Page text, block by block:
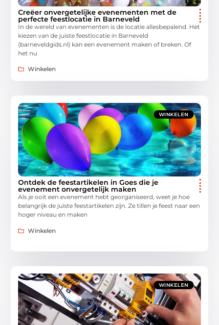
Creëer onvergetelijke evenementen met de
perfecte feestlocatie in Barneveld
In de wereld van evenementen is de locatie allesbepalend. Het
kiezen van de juiste feestlocatie in Barneveld
(barneveldgids.nl) kan een evenement maken of breken. Of
het nu
Winkelen
WINKELEN
Ontdek de feestartikelen in Goes die je
evenement onvergetelijk maken
Als je ooit een evenement hebt georganiseerd, weet je hoe
belangrijk de juiste feestartikelen zijn. Ze tillen je feest naar een
hoger niveau en maken
Winkelen
WINKELEN